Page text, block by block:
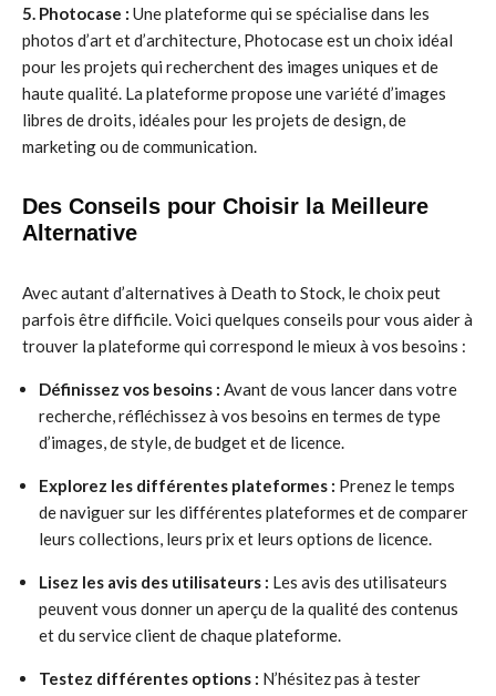
5. Photocase : Une plateforme qui se spécialise dans les
photos d’art et d’architecture, Photocase est un choix idéal
pour les projets qui recherchent des images uniques et de
haute qualité. La plateforme propose une variété d’images
libres de droits, idéales pour les projets de design, de
marketing ou de communication.
Des Conseils pour Choisir la Meilleure
Alternative
Avec autant d’alternatives à Death to Stock, le choix peut
parfois être difficile. Voici quelques conseils pour vous aider à
trouver la plateforme qui correspond le mieux à vos besoins :
Définissez vos besoins : Avant de vous lancer dans votre
recherche, réfléchissez à vos besoins en termes de type
d’images, de style, de budget et de licence.
Explorez les différentes plateformes : Prenez le temps
de naviguer sur les différentes plateformes et de comparer
leurs collections, leurs prix et leurs options de licence.
Lisez les avis des utilisateurs : Les avis des utilisateurs
peuvent vous donner un aperçu de la qualité des contenus
et du service client de chaque plateforme.
Testez différentes options : N’hésitez pas à tester